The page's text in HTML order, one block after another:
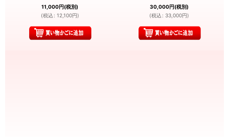
11,000円(税別)
(税込 : 12,100円)
30,000円(税別)
(税込 : 33,000円)